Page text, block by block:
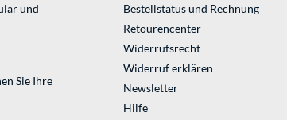
und
Sie Ihre
Bestellstatus und Rechnung
Retourencenter
Widerrufsrecht
Widerruf erklären
Newsletter
Hilfe